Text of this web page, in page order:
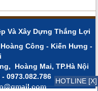
Và Xây Dựng Thắng Lợi
Công - Kiến Hưng -
Hoàng Mai, TP.Hà Nội
0973.082.786
HOTLINE [X]